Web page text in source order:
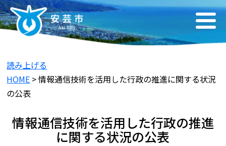
読み上げる
HOME > 情報通信技術を活用した行政の推進に関する状況
の公表
情報通信技術を活用した行政の推進
に関する状況の公表